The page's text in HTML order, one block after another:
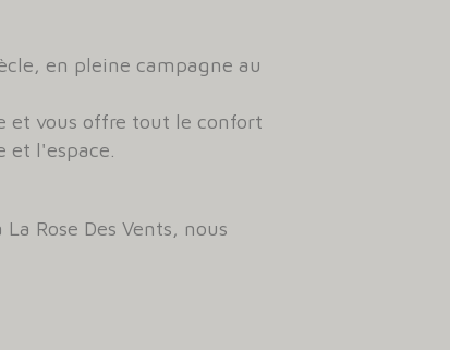
en pleine campagne au
et vous offre tout le confort
l'espace.
Rose Des Vents, nous